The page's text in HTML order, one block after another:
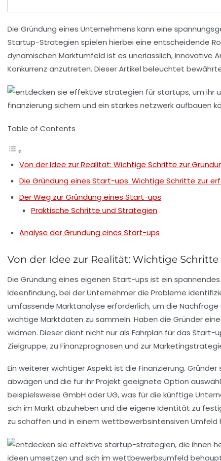
Die Gründung eines Unternehmens kann eine
Startup-Strategien spielen hierbei eine entscheidende
dynamischen Marktumfeld ist es unerlässlich, innovative
Konkurrenz anzutreten. Dieser Artikel beleuchtet
Table of Contents
Von der Idee zur Realität: Wichtige Schritte zur
Die Gründung eines Start-ups: Wichtige Schritte zur
Der Weg zur Gründung eines Start-ups
Praktische Schritte und Strategien
Analyse der Gründung eines Start-ups
Von der Idee zur Realität: Wichtige
Die Gründung eines eigenen Start-ups ist ein
Ideenfindung, bei der Unternehmer die Probleme
umfassende Marktanalyse erforderlich, um die
wichtige Marktdaten zu sammeln. Haben die Gründer
widmen. Dieser dient nicht nur als Fahrplan für das
Zielgruppe, zu Finanzprognosen und zur
Ein weiterer wichtiger Aspekt ist die Finanzierung.
abwägen und die für ihr Projekt geeignete Option
beispielsweise GmbH oder UG, was für die künftige
sich im Markt abzuheben und die eigene Identität zu
zu schaffen und in einem wettbewerbsintensiven Umfeld